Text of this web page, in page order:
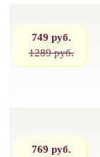
749 руб.
1289 руб.
769 руб.